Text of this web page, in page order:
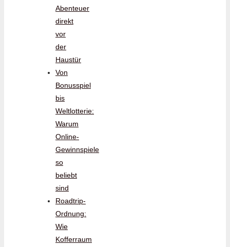
Abenteuer
direkt
vor
der
Haustür
Von
Bonusspiel
bis
Weltlotterie:
Warum
Online-
Gewinnspiele
so
beliebt
sind
Roadtrip-
Ordnung:
Wie
Kofferraum